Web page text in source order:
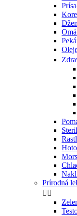
Prírodná
 